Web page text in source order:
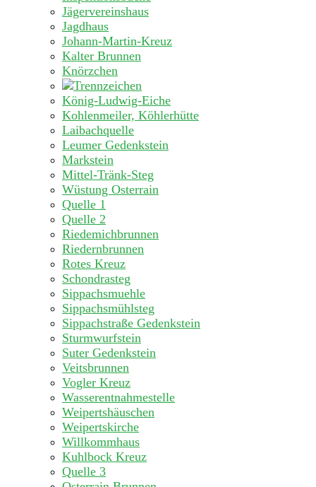
Jägervereinshaus
Jagdhaus
Johann-Martin-Kreuz
Kalter Brunnen
Knörzchen
König-Ludwig-Eiche
Kohlenmeiler, Köhlerhütte
Laibachquelle
Leumer Gedenkstein
Markstein
Mittel-Tränk-Steg
Wüstung Osterrain
Quelle 1
Quelle 2
Riedemichbrunnen
Riedernbrunnen
Rotes Kreuz
Schondrasteg
Sippachsmuehle
Sippachsmühlsteg
Sippachstraße Gedenkstein
Sturmwurfstein
Suter Gedenkstein
Veitsbrunnen
Vogler Kreuz
Wasserentnahmestelle
Weipertshäuschen
Weipertskirche
Willkommhaus
Kuhlbock Kreuz
Quelle 3